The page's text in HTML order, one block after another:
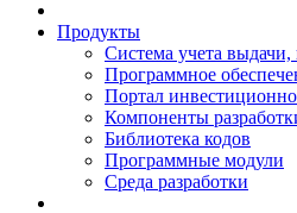
Продукты
Система учета
Программное
Портал
Компоненты
Библиотека кодов
Программные модули
Среда разработки